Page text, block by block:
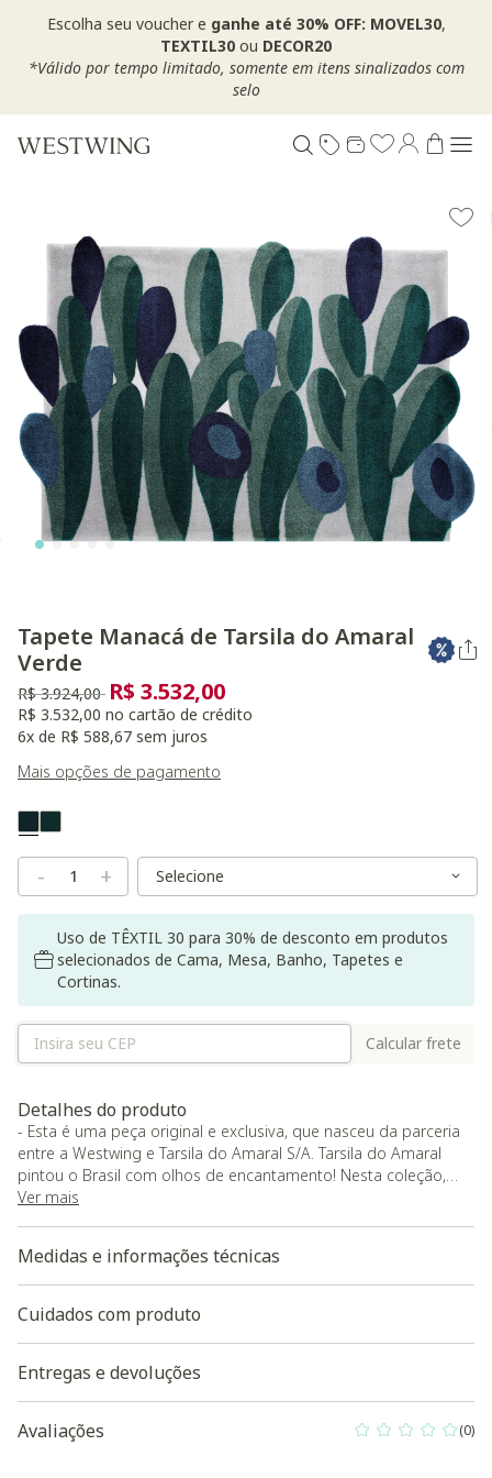
Escolha seu voucher e ganhe até 30% OFF: MOVEL30,
TEXTIL30 ou DECOR20
*Válido por tempo limitado, somente em itens sinalizados com
selo
Tapete Manacá de Tarsila do Amaral
Verde
Preço reduzido de
R$ 3.924,00 para
R$ 3.532,00
R$ 3.532,00 no cartão de crédito
6x de R$ 588,67 sem juros
Mais opções de pagamento
Selected
- + Variant Size
Variant Size
Uso de TÊXTIL 30 para 30% de desconto em produtos
selecionados de Cama, Mesa, Banho, Tapetes e
Cortinas.
Calcular frete
Detalhes do produto
- Esta é uma peça original e exclusiva, que nasceu da parceria
entre a Westwing e Tarsila do Amaral S/A. Tarsila do Amaral
pintou o Brasil com olhos de encantamento! Nesta coleção,
seguimos os mesmos passos e homenageamos o país
nosso convite para você celebrar a poesia que pulsa nas
Tramas de Tarsila.;
- Tapete com fibras 100% nylon, Hipoalergênico, possui base
antiderrapante feita em feltro super resistente com pontos
emborrachados garantindo conforto e segurança para todos
da casa;
- O acabamento é todo feito à mão e possui a borda virada
Ver mais
Medidas e informações técnicas
Cuidados com produto
Entregas e devoluções
Avaliações 0 out of 5 (0)